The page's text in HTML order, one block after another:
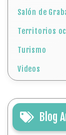
Salón de
Territorios
Turismo
Videos
Blog